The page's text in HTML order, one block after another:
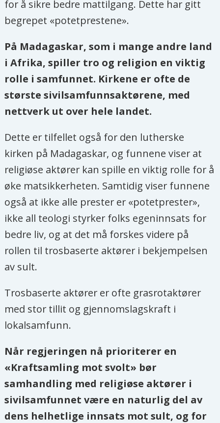
for å sikre bedre mattilgang. Dette har gitt
begrepet «potetprestene».
På Madagaskar, som i mange andre land
i Afrika, spiller tro og religion en viktig
rolle i samfunnet. Kirkene er ofte de
største sivilsamfunnsaktørene, med
nettverk ut over hele landet.
Dette er tilfellet også for den lutherske
kirken på Madagaskar, og funnene viser at
religiøse aktører kan spille en viktig rolle for å
øke matsikkerheten. Samtidig viser funnene
også at ikke alle prester er «potetprester»,
ikke all teologi styrker folks egeninnsats for
bedre liv, og at det må forskes videre på
rollen til trosbaserte aktører i bekjempelsen
av sult.
Trosbaserte aktører er ofte grasrotaktører
med stor tillit og gjennomslagskraft i
lokalsamfunn.
Når regjeringen nå prioriterer en
«Kraftsamling mot svolt» bør
samhandling med religiøse aktører i
sivilsamfunnet være en naturlig del av
dens helhetlige innsats mot sult, og for